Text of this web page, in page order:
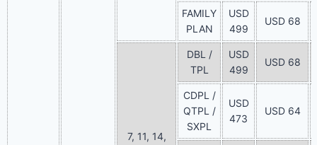
FAMILY
PLAN
USD
499
USD 68
7, 11, 14,
DBL /
TPL
USD
499
USD 68
CDPL /
QTPL /
SXPL
USD
473
USD 64